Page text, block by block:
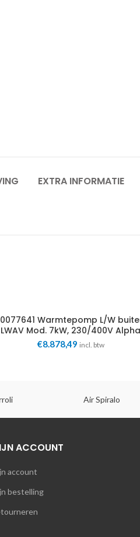
EXTRA INFORMATIE
Warmtepomp L/W
LWAV Mod. 7kW, 230/400V Alpha
Innotec
€8.878,49 incl. btw
Air Spiralo
ACCOUNT
account
bestelling